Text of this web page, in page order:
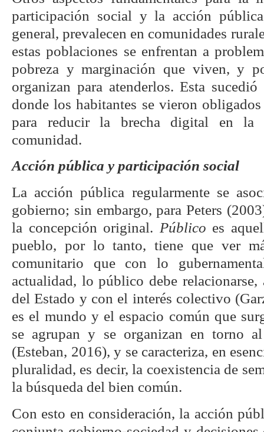
participación social y la acción
general, prevalecen en comunidades
estas poblaciones se enfrentan a
pobreza y marginación que viven, y
organizan para atenderlos. Esta
donde los habitantes se vieron
para reducir la brecha digital en la
comunidad.
Acción pública y participación social
La acción pública regularmente se
gobierno; sin embargo, para Peters
la concepción original. Público es
pueblo, por lo tanto, tiene que ver
comunitario que con lo
actualidad, lo público debe
del Estado y con el interés colectivo
es el mundo y el espacio común que
se agrupan y se organizan en torno
(Esteban, 2016), y se caracteriza, en
pluralidad, es decir, la coexistencia de
la búsqueda del bien común.
Con esto en consideración, la acción